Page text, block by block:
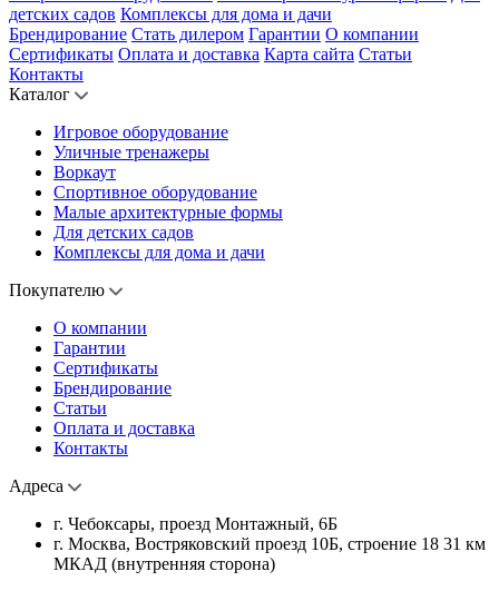
детских садов Комплексы для дома и дачи
Брендирование Стать дилером Гарантии О компании
Сертификаты Оплата и доставка Карта сайта Статьи
Контакты
Каталог
Игровое оборудование
Уличные тренажеры
Воркаут
Спортивное оборудование
Малые архитектурные формы
Для детских садов
Комплексы для дома и дачи
Покупателю
О компании
Гарантии
Сертификаты
Брендирование
Статьи
Оплата и доставка
Контакты
Адреса
г. Чебоксары, проезд Монтажный, 6Б
г. Москва, Востряковский проезд 10Б, строение 18 31 км
МКАД (внутренняя сторона)